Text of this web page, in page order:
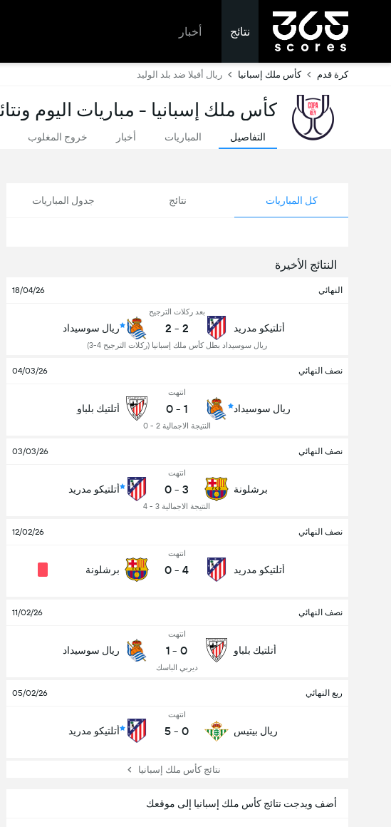
نتائج أخبار
كرة قدم كأس ملك إسبانيا ريال أفيلا ضد بلد الوليد
كأس ملك إسبانيا - مباريات اليوم
التفاصيل المباريات أخبار خروج المغلوب
كل المباريات نتائج جدول المباريات
النتائج الأخيرة
النهائي 18/04/26
أتلتيكو مدريد
بعد ركلات الترجيح
2
-
2
ريال سوسيداد بطل كأس ملك إسبانيا (ركلات الترجيح 4-3)
ريال سوسيداد
نصف النهائي 04/03/26
ريال سوسيداد
انتهت
1
-
0
النتيجة الاجمالية 2 - 0
أتلتيك بلباو
نصف النهائي 03/03/26
برشلونة
انتهت
3
-
0
النتيجة الاجمالية 3 - 4
أتلتيكو مدريد
نصف النهائي 12/02/26
أتلتيكو مدريد
انتهت
4
-
0 برشلونة
نصف النهائي 11/02/26
أتلتيك بلباو
انتهت
0
-
1
ديربي الباسك
ريال سوسيداد
ربع النهائي 05/02/26
ريال بيتيس
انتهت
0
-
5 أتلتيكو مدريد
نتائج كأس ملك إسبانيا
أضف ويدجت نتائج كأس ملك إسبانيا إلى موقعك